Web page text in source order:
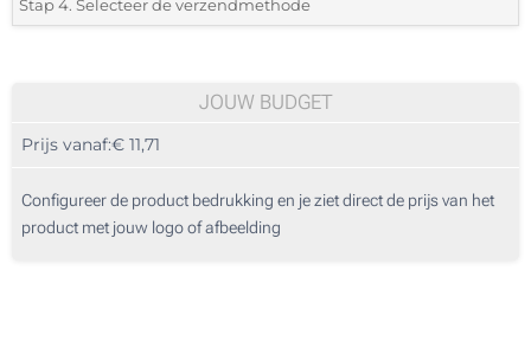
1 Kleur (Aan een kant)
3 Kleuren (Aan een kant)
Lasergravering (Aan een kant)
10
50
Stap 4. Selecteer de verzendmethode
JOUW BUDGET
Prijs vanaf:€ 11,71
Configureer de product bedrukking en je ziet direct de prijs van het
product met jouw logo of afbeelding